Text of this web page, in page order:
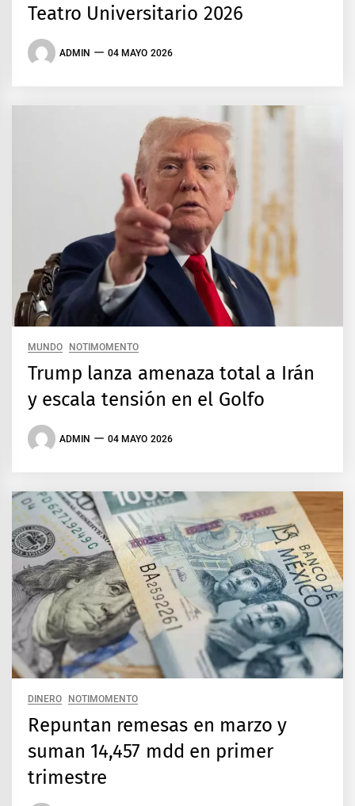
Teatro Universitario 2026
ADMIN 04 MAYO 2026
MUNDO NOTIMOMENTO
Trump lanza amenaza total a Irán
y escala tensión en el Golfo
ADMIN 04 MAYO 2026
DINERO NOTIMOMENTO
Repuntan remesas en marzo y
suman 14,457 mdd en primer
trimestre